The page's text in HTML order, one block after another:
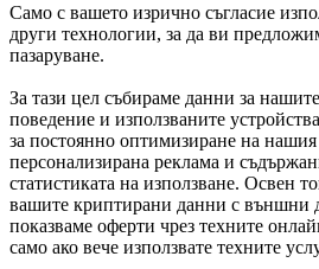
Само с вашето изрично съгласие
други технологии, за да ви
пазаруване.
За тази цел събираме данни за
поведение и използваните
за постоянно оптимизиране на нашия
персонализирана реклама и
статистиката на използване. Освен
вашите криптирани данни с външни
показваме оферти чрез техните
само ако вече използвате техните